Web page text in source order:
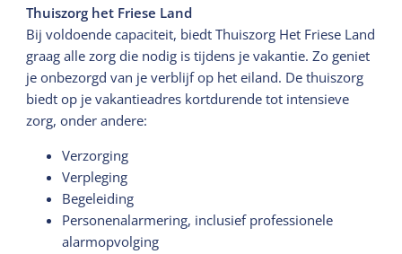
Thuiszorg het Friese Land
Bij voldoende capaciteit, biedt Thuiszorg Het Friese Land
graag alle zorg die nodig is tijdens je vakantie. Zo geniet
je onbezorgd van je verblijf op het eiland. De thuiszorg
biedt op je vakantieadres kortdurende tot intensieve
zorg, onder andere:
Verzorging
Verpleging
Begeleiding
Personenalarmering, inclusief professionele
alarmopvolging